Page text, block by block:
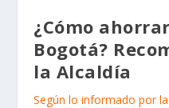
¿Cómo
Bogotá?
la Alcaldía
Según lo informado por